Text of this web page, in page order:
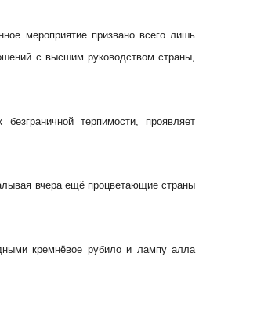
мероприятие призвано всего лишь
с высшим руководством страны,
терпимости, проявляет
вчера ещё процветающие страны
кремнёвое рубило и лампу алла